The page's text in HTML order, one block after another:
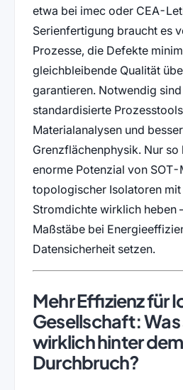
etwa bei imec oder CEA-
Serienfertigung braucht es
Prozesse, die Defekte
gleichbleibende Qualität
garantieren. Notwendig
standardisierte
Materialanalysen und
Grenzflächenphysik. Nur so
enorme Potenzial von SOT-
topologischer Isolatoren
Stromdichte wirklich heben
Maßstäbe bei
Datensicherheit setzen.
Mehr Effizienz für
Gesellschaft:
wirklich hinter dem
Durchbruch?